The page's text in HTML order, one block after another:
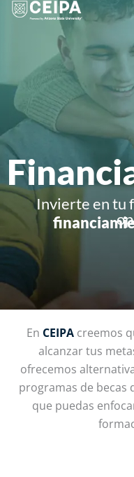
Invierte en tu
En CEIPAcreemos
alcanzar tus
ofrecemos
programas de becas
que puedas